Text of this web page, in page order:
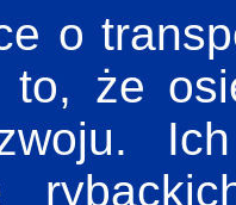
o
to, że